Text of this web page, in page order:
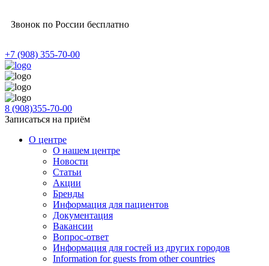
Звонок по России бесплатно
+7 (908) 355-70-00
8 (908)355-70-00
Записаться на приём
О центре
О нашем центре
Новости
Статьи
Акции
Бренды
Информация для пациентов
Документация
Вакансии
Вопрос-ответ
Информация для гостей из других городов
Information for guests from other countries